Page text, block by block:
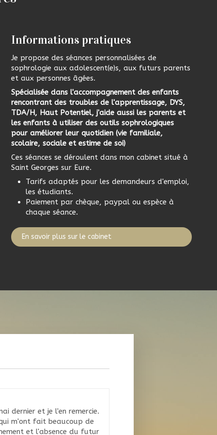
Informations pratiques
Je propose des séances personnalisées de
sophrologie aux adolescent(e)s, aux futurs parents
et aux personnes âgées.
Spécialisée dans l'accompagnement des enfants
rencontrant des troubles de l'apprentissage, DYS,
TDA/H, Haut Potentiel, j'aide aussi les parents et
les enfants à utiliser des outils sophrologiques
pour améliorer leur quotidien (vie familiale,
scolaire, sociale et estime de soi)
Ces séances se déroulent dans mon cabinet situé à
Saint Georges sur Eure.
Tarifs adaptés pour les demandeurs d'emploi,
les étudiants.
Paiement par chèque, paypal ou espèce à
chaque séance.
En savoir plus sur le cabinet
dernier et je l'en remercie.
m'ont fait beaucoup de
et l'absence du futur